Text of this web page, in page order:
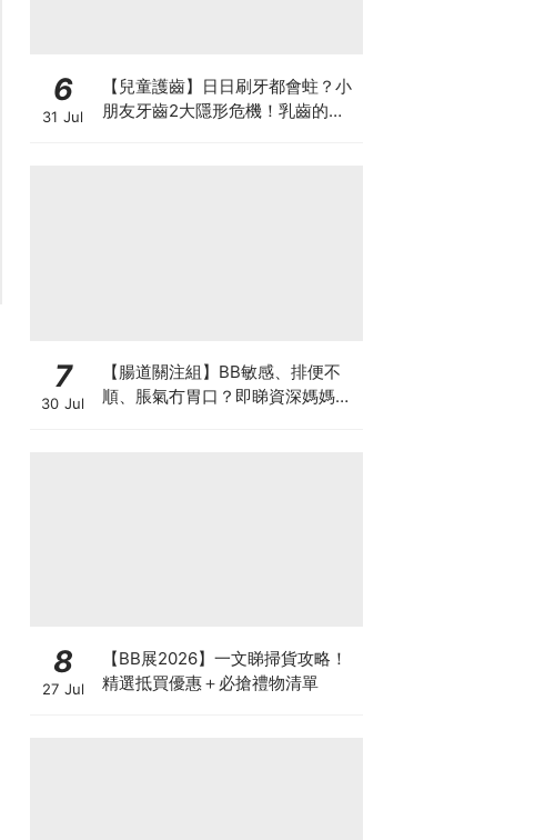
6
31 Jul
【兒童護齒】日日刷牙都會蛀？小
朋友牙齒2大隱形危機！乳齒的琺
7
30 Jul
【腸道關注組】BB敏感、排便不
順、脹氣冇胃口？即睇資深媽媽分
8
27 Jul
【BB展2026】一文睇掃貨攻略！
精選抵買優惠＋必搶禮物清單